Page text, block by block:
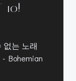
10!
없는 노래
- Bohemian